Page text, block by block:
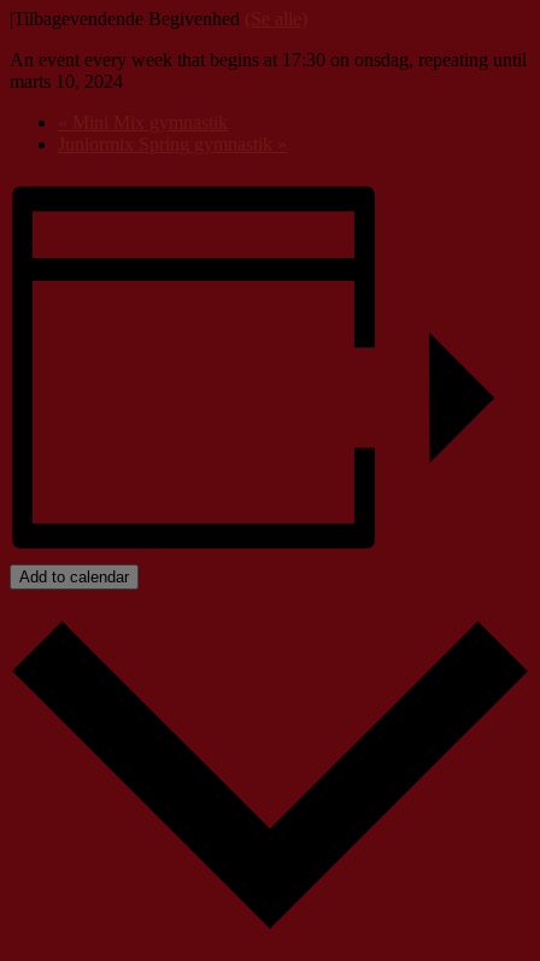
|Tilbagevendende Begivenhed
An event every week that begins at 17:30 on onsdag, repeating until
marts 10, 2024
Add to calendar